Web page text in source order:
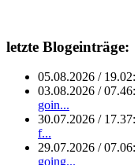
letzte Blogeinträge:
05.08.2026 / 19.02:
03.08.2026 / 07.46:
goin...
30.07.2026 / 17.37:
f...
29.07.2026 / 07.06:
going...